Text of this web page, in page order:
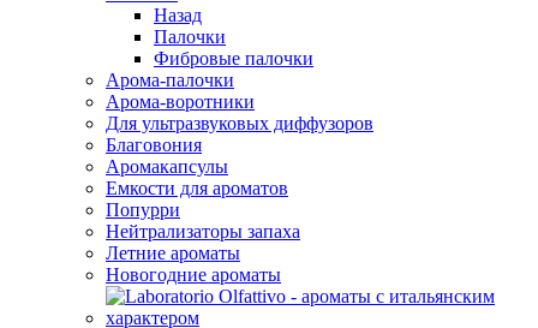
Назад
Палочки
Фибровые палочки
Арома-палочки
Арома-воротники
Для ультразвуковых диффузоров
Благовония
Аромакапсулы
Емкости для ароматов
Попурри
Нейтрализаторы запаха
Летние ароматы
Новогодние ароматы